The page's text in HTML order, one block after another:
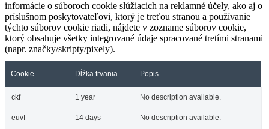
informácie o súboroch cookie slúžiacich na reklamné účely, ako aj o
príslušnom poskytovateľovi, ktorý je treťou stranou a používanie
týchto súborov cookie riadi, nájdete v zozname súborov cookie,
ktorý obsahuje všetky integrované údaje spracované tretími stranami
(napr. značky/skripty/pixely).
Cookie Dĺžka trvania Popis
ckf 1 year No description available.
euvf 14 days No description available.